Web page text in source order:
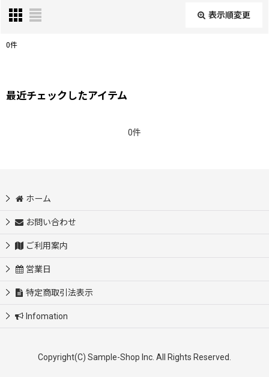
表示順変更
絞り込む
0件
最近チェックしたアイテム
0件
ホーム
お問い合わせ
ご利用案内
営業日
特定商取引法表示
Infomation
Copyright(C) Sample-Shop Inc. All Rights Reserved.